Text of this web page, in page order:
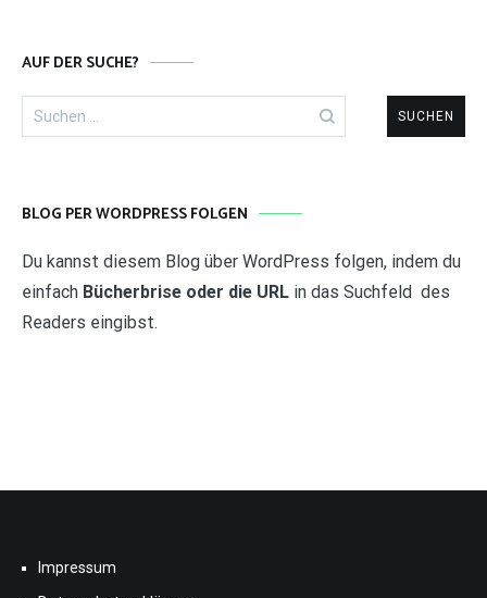
AUF DER SUCHE?
Suchen
nach:
BLOG PER WORDPRESS FOLGEN
Du kannst diesem Blog über WordPress folgen, indem du
einfach Bücherbrise oder die URL in das Suchfeld des
Readers eingibst.
Impressum